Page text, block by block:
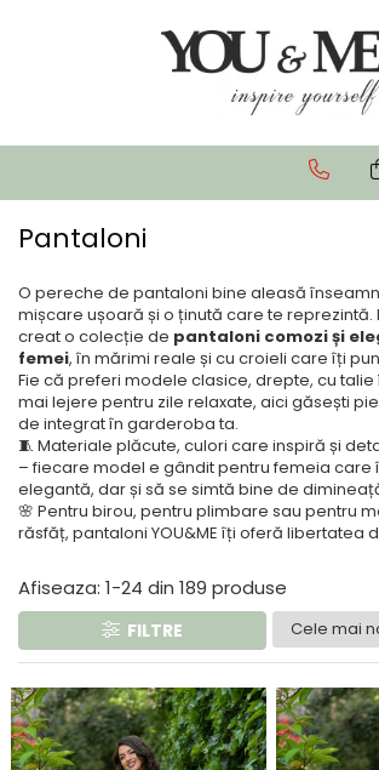
Imbracaminte de dama
Geci si jachete
Rochii de zi
Rochii de eveniment
Compleuri si costume
Salopete
Tricouri si topuri
Fuste
Sacouri
Vesta
Accesorii de dama
Coliere si brose
Pantaloni
O pereche de pantaloni bine aleasă
mișcare ușoară și o ținută care te reprezintă.
creat o colecție de pantaloni comozi și
femei, în mărimi reale și cu croieli care îți
Fie că preferi modele clasice, drepte, cu
mai lejere pentru zile relaxate, aici găsești
de integrat în garderoba ta.
🧵 Materiale plăcute, culori care inspiră și
– fiecare model e gândit pentru femeia care
elegantă, dar și să se simtă bine de
🌸 Pentru birou, pentru plimbare sau pentru
răsfăț, pantaloni YOU&ME îți oferă libertatea
Afiseaza: 1-24 din 189 produse
FILTRE